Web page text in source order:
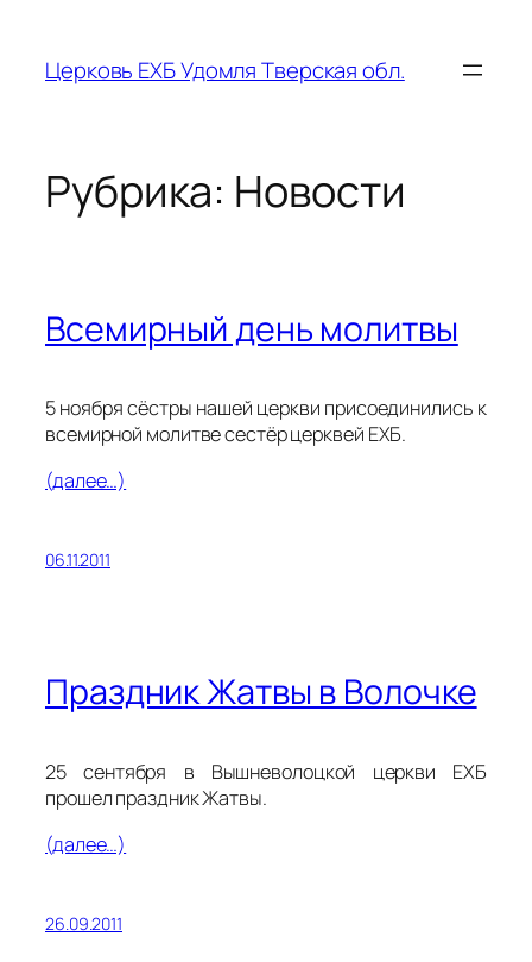
содержимому
Церковь ЕХБ Удомля Тверская обл.
Рубрика: Новости
Всемирный день молитвы
5 ноября сёстры нашей церкви присоединились к
всемирной молитве сестёр церквей ЕХБ.
(далее…)
06.11.2011
Праздник Жатвы в Волочке
25 сентября в Вышневолоцкой церкви ЕХБ
прошел праздник Жатвы.
(далее…)
26.09.2011